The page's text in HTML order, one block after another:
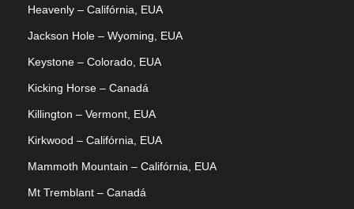
Heavenly – Califórnia, EUA
Jackson Hole – Wyoming, EUA
Keystone – Colorado, EUA
Kicking Horse – Canadá
Killington – Vermont, EUA
Kirkwood – Califórnia, EUA
Mammoth Mountain – Califórnia, EUA
Mt Tremblant – Canadá